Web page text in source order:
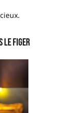
le figer